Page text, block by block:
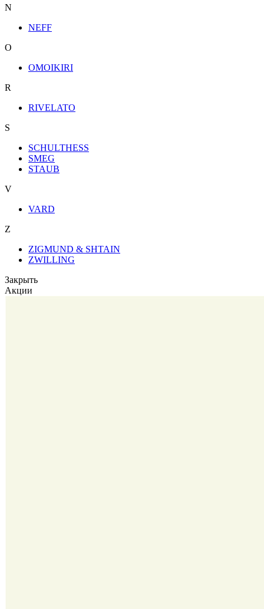
N
NEFF
O
OMOIKIRI
R
RIVELATO
S
SCHULTHESS
SMEG
STAUB
V
VARD
Z
ZIGMUND & SHTAIN
ZWILLING
Закрыть
Акции